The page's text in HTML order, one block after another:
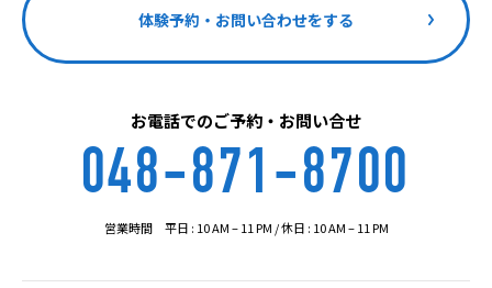
体験予約・お問い合わせをする
お電話でのご予約・お問い合せ
048-871-8700
営業時間 平日 : 10 AM – 11 PM / 休日 : 10 AM – 11 PM